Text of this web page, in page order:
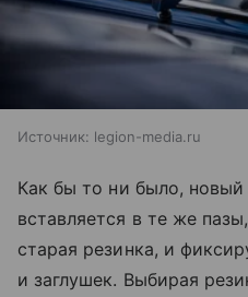
Источник: legion-media.ru
Как бы то ни было, новый
вставляется в те же
старая резинка, и
и заглушек. Выбирая